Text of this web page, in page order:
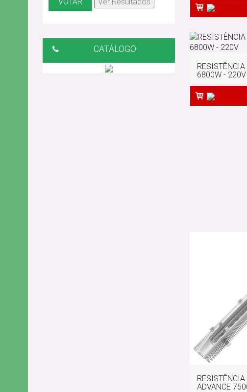
CATÁLOGO
6800W - 220V
RESISTÊNCIA
ADVANCE